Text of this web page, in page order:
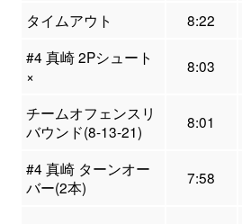
タイムアウト
8:22
#4 真崎 2Pシュート
×
8:03
チームオフェンスリ
バウンド(8-13-21)
8:01
#4 真崎 ターンオー
バー(2本)
7:58